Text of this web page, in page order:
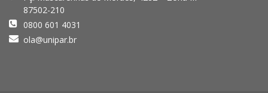
87502-210
0800 601 4031
ola@unipar.br